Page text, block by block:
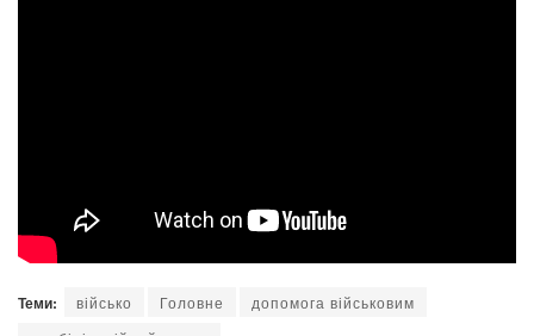
Теми: військо Головне
допомога військовим